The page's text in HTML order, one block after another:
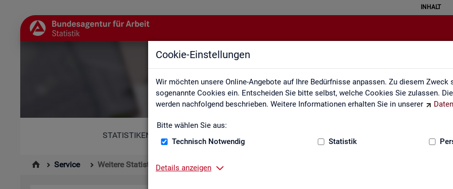
Cookie-Einstellungen
Wir möchten unsere Online-Angebote auf Ihre Bedürfnisse anpassen. Zu diesem Zweck
sogenannte Cookies ein. Entscheiden Sie bitte selbst, welche Cookies Sie zulassen.
werden nachfolgend beschrieben. Weitere Informationen erhalten Sie in unserer
Bitte wählen Sie aus:
Technisch Notwendig
Statistik
Details anzeigen
INHALT
Weitere Statistikangebote
STATISTIKEN
Service Weitere Statistikangebote